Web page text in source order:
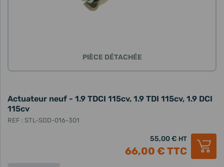
PIÈCE DÉTACHÉE
Actuateur neuf - 1.9 TDCI 115cv, 1.9 TDI 115cv, 1.9 DCI
115cv
REF : STL-SDD-016-301
55,00 € HT
66,00 € TTC